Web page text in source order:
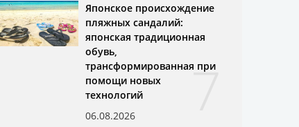
7
Японское происхождение
пляжных сандалий:
японская традиционная
обувь,
трансформированная при
помощи новых
технологий
06.08.2026